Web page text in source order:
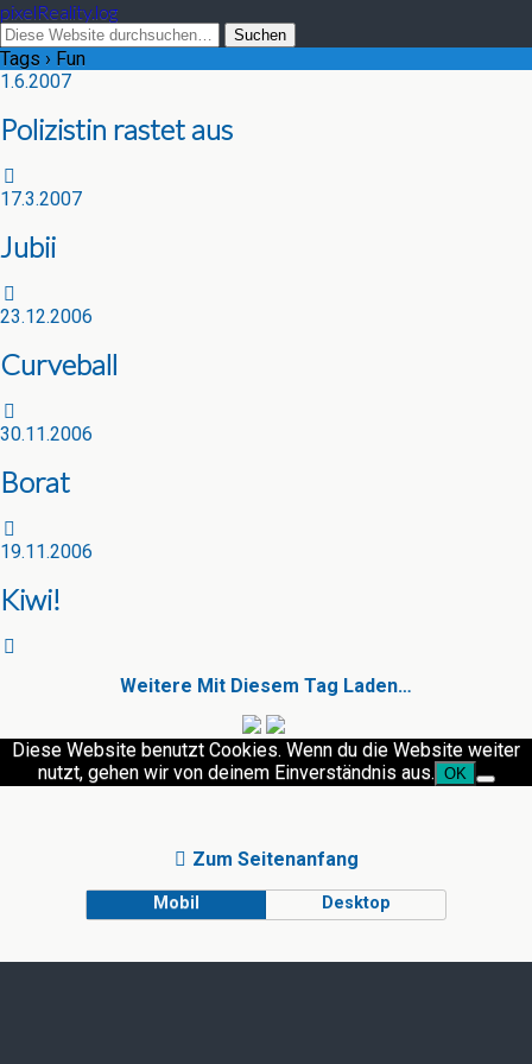
pixelReality.log
Tags › Fun
1.6.2007
Polizistin rastet aus
17.3.2007
Jubii
23.12.2006
Curveball
30.11.2006
Borat
19.11.2006
Kiwi!
Weitere Mit Diesem Tag Laden…
Diese Website benutzt Cookies. Wenn du die Website weiter
nutzt, gehen wir von deinem Einverständnis aus. OK
Zum Seitenanfang
Mobil Desktop